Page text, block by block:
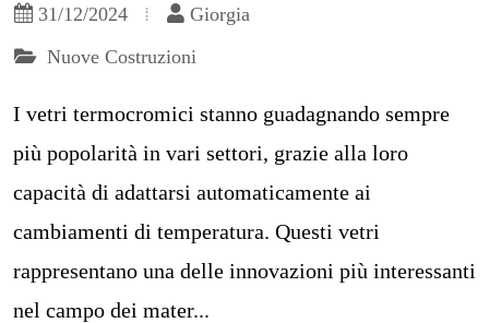
31/12/2024
Giorgia
Nuove Costruzioni
I vetri termocromici stanno guadagnando sempre
più popolarità in vari settori, grazie alla loro
capacità di adattarsi automaticamente ai
cambiamenti di temperatura. Questi vetri
rappresentano una delle innovazioni più interessanti
nel campo dei mater...